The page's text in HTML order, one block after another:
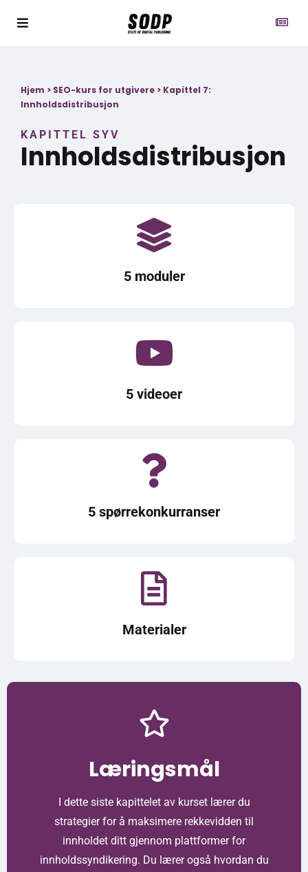
Hjem > SEO-kurs for utgivere > Kapittel 7:
Innholdsdistribusjon
KAPITTEL SYV
Innholdsdistribusjon
5 moduler
5 videoer
5 spørrekonkurranser
Materialer
Læringsmål
I dette siste kapittelet av kurset lærer du
strategier for å maksimere rekkevidden til
innholdet ditt gjennom plattformer for
innholdssyndikering. Du lærer også hvordan du